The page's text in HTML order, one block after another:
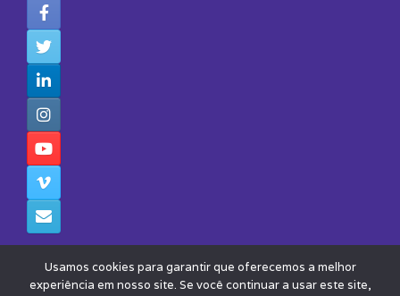
Usamos cookies para garantir que oferecemos a melhor
experiência em nosso site. Se você continuar a usar este site,